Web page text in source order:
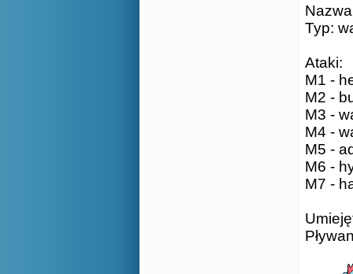
Typ:
Ataki:
M1 -
M2 -
M3 -
M4 -
M5 -
M6 -
M7 -